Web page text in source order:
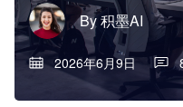
By积墨AI
2026年6月9日